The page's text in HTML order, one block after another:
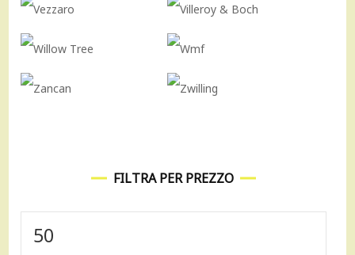
FILTRA PER PREZZO
Prezzo